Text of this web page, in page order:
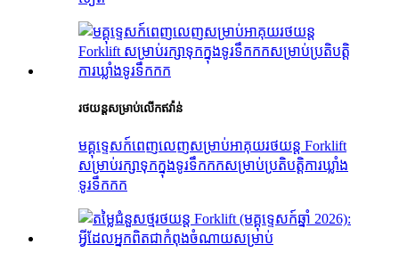
រថយន្ត​សម្រាប់​លើក​ឥវ៉ាន់
មគ្គុទ្ទេសក៍ពេញលេញសម្រាប់អាគុយរថយន្ត Forklift
សម្រាប់រក្សាទុកក្នុងទូរទឹកកកសម្រាប់ប្រតិបត្តិការឃ្លាំង
ទូរទឹកកក